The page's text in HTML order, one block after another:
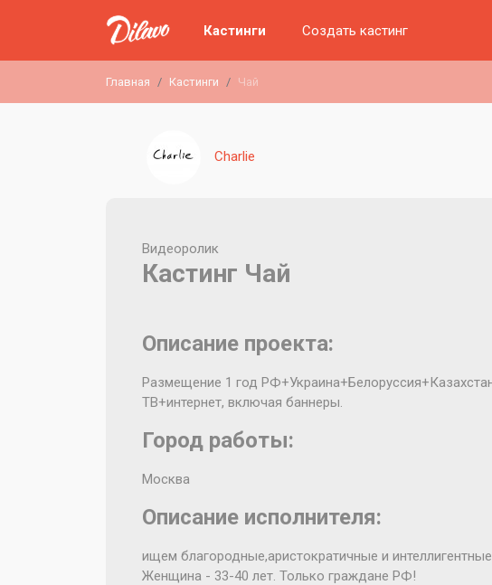
Кастинги Создать кастинг
Главная Кастинги Чай
Charlie
Видеоролик
Кастинг Чай
Описание проекта:
Размещение 1 год
ТВ+интернет, включая баннеры.
Город работы:
Москва
Описание исполнителя:
ищем благородные, ​аристократичные и
Женщина - 33-40 лет. Только граждане РФ!